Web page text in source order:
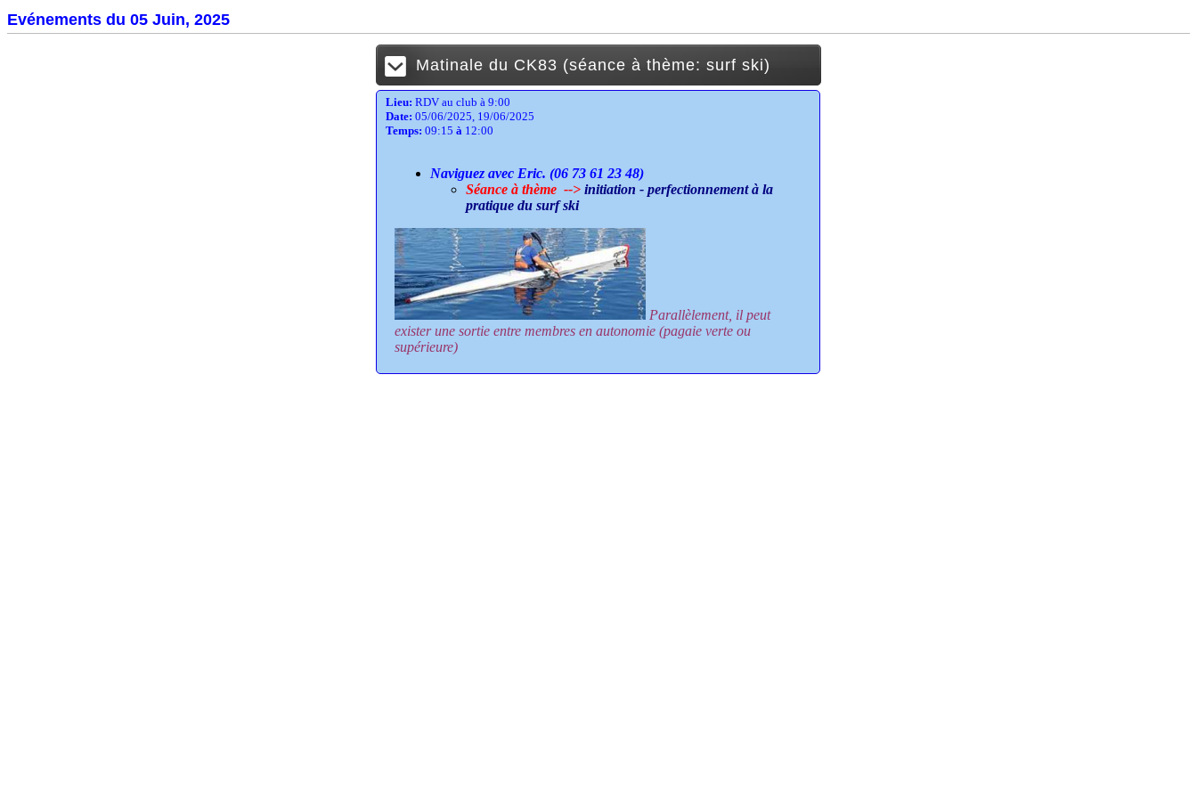
Evénements du 05 Juin, 2025
Matinale du CK83 (séance à thème: surf ski)
Lieu: RDV au club à 9:00
Date: 05/06/2025, 19/06/2025
Temps: 09:15 à 12:00
Naviguez avec Eric. (06 73 61 23 48)
Séance à thème --> initiation - perfectionnement à la
pratique du surf ski
Parallèlement, il peut
exister une sortie entre membres en autonomie (pagaie verte ou
supérieure)